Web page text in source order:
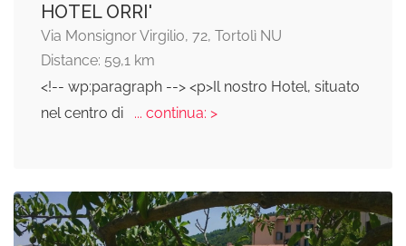
HOTEL ORRI'
Via Monsignor Virgilio, 72, Tortolì NU
Distance: 59,1 km
<!-- wp:paragraph --> <p>Il nostro Hotel, situato
nel centro di
... continua: >